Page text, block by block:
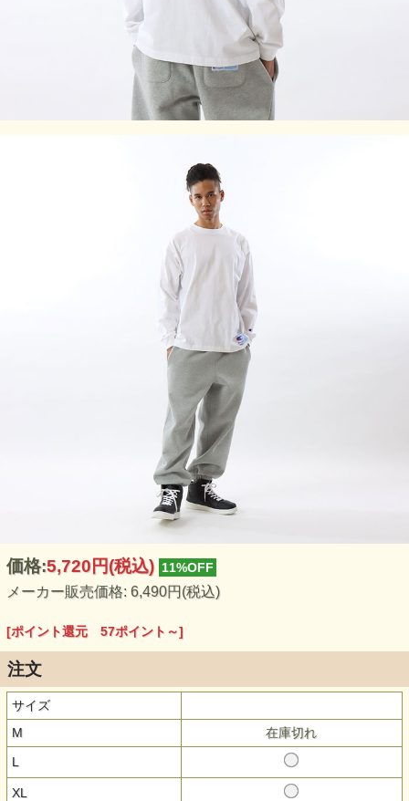
価格:5,720円(税込) 11%OFF
メーカー販売価格: 6,490円(税込)
[ポイント還元 57ポイント～]
注文
サイズ
M
在庫切れ
L
XL